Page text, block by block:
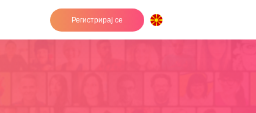
Регистрирај се